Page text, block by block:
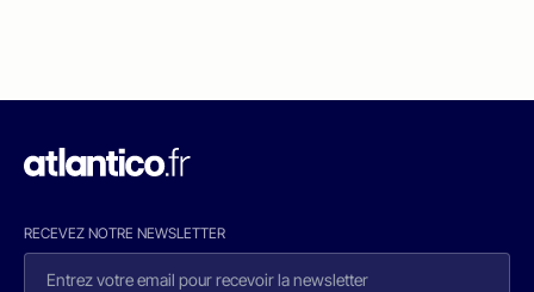
RECEVEZ NOTRE NEWSLETTER